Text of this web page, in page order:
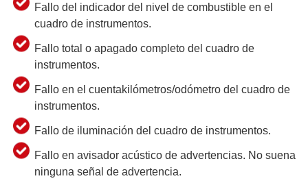
Fallo del indicador del nivel de combustible en el
cuadro de instrumentos.
Fallo total o apagado completo del cuadro de
instrumentos.
Fallo en el cuentakilómetros/odómetro del cuadro de
instrumentos.
Fallo de iluminación del cuadro de instrumentos.
Fallo en avisador acústico de advertencias. No suena
ninguna señal de advertencia.